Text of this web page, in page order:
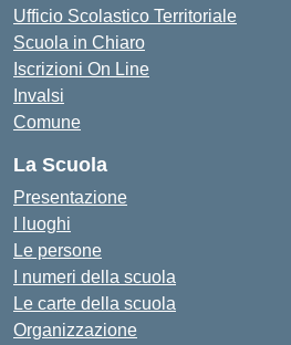
Ufficio Scolastico Territoriale
Scuola in Chiaro
Iscrizioni On Line
Invalsi
Comune
La Scuola
Presentazione
I luoghi
Le persone
I numeri della scuola
Le carte della scuola
Organizzazione